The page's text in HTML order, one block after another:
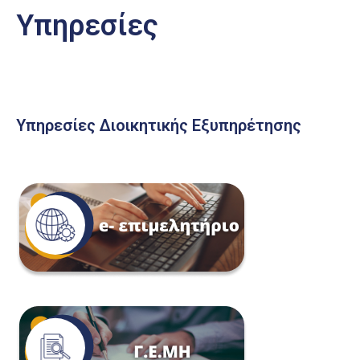
Υπηρεσίες
Υπηρεσίες Διοικητικής Εξυπηρέτησης